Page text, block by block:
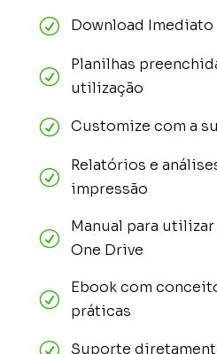
R Download Imediato
R
Planilhas
utilização
R Customize com a
R
Relatórios e
impressão
R
Manual para
One Drive
R
Ebook com
práticas
R Suporte